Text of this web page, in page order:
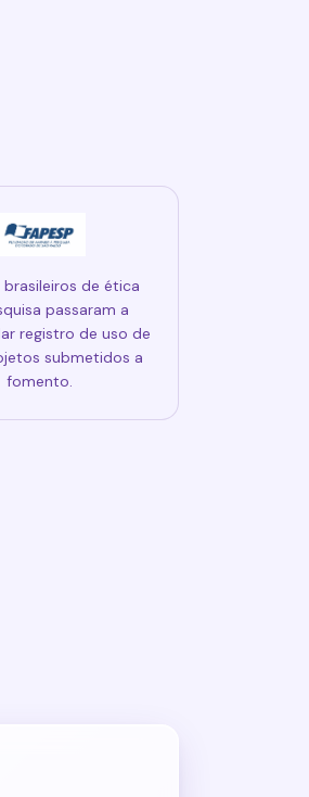
de ética
passaram a
registro de uso de
submetidos a
fomento.